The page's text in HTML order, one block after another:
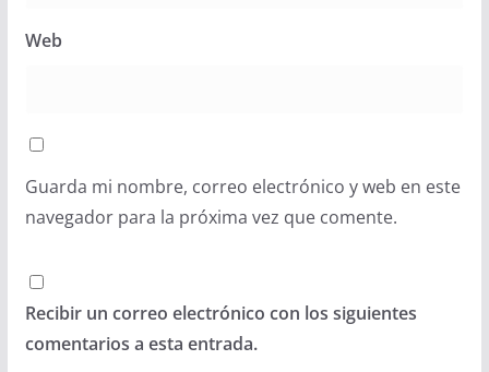
Web
Guarda mi nombre, correo electrónico y web en este
navegador para la próxima vez que comente.
Recibir un correo electrónico con los siguientes
comentarios a esta entrada.